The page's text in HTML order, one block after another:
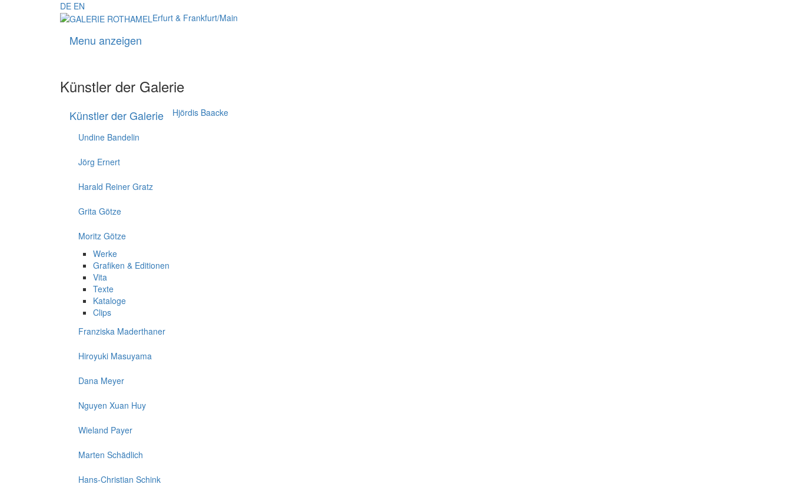
DE EN
Erfurt & Frankfurt/Main
Menu anzeigen
Künstler der Galerie
Künstler der Galerie Hjördis Baacke
Undine Bandelin
Jörg Ernert
Harald Reiner Gratz
Grita Götze
Moritz Götze
Werke
Grafiken & Editionen
Vita
Texte
Kataloge
Clips
Franziska Maderthaner
Hiroyuki Masuyama
Dana Meyer
Nguyen Xuan Huy
Wieland Payer
Marten Schädlich
Hans-Christian Schink